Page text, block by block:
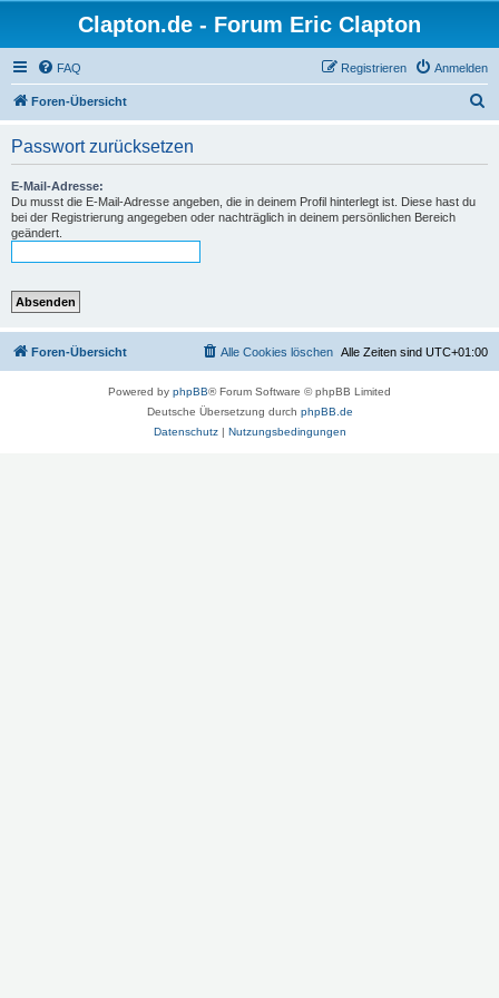
Clapton.de - Forum Eric Clapton
FAQ Anmelden
Registrieren
Foren-Übersicht
Passwort zurücksetzen
E-Mail-Adresse:
Du musst die E-Mail-Adresse angeben, die in deinem Profil hinterlegt ist. Diese hast du
bei der Registrierung angegeben oder nachträglich in deinem persönlichen Bereich
geändert.
Foren-Übersicht Alle Zeiten sind UTC+01:00
Alle Cookies löschen
Powered by phpBB® Forum Software © phpBB Limited
Deutsche Übersetzung durch phpBB.de
Datenschutz| Nutzungsbedingungen